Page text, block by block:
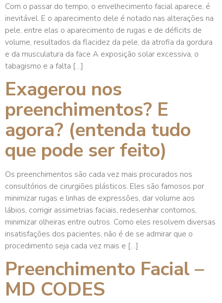
Com o passar do tempo, o envelhecimento facial aparece, é
inevitável. E o aparecimento dele é notado nas alterações na
pele, entre elas o aparecimento de rugas e de déficits de
volume, resultados da flacidez da pele, da atrofia da gordura
e da musculatura da face A exposição solar excessiva, o
tabagismo e a falta […]
Exagerou nos
preenchimentos? E
agora? (entenda tudo
que pode ser feito)
Os preenchimentos são cada vez mais procurados nos
consultórios de cirurgiões plásticos. Eles são famosos por
minimizar rugas e linhas de expressões, dar volume aos
lábios, corrigir assimetrias faciais, redesenhar contornos,
minimizar olheiras entre outros. Como eles resolvem diversas
insatisfações dos pacientes, não é de se admirar que o
procedimento seja cada vez mais e […]
Preenchimento Facial –
MD CODES